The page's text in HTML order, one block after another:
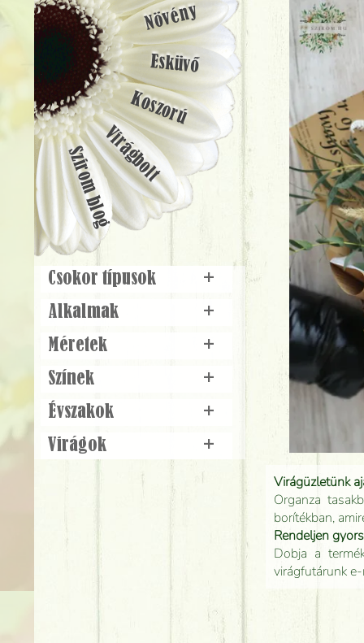
Virágüzletünk
Organza
borítékban,
Rendeljen
Dobja a
virágfutárunk
Növény
Esküvő
Koszorú
Virágbolt
Szirom blog
Csokor típusok
+
Alkalmak
+
Méretek
+
Színek
+
Évszakok
+
Virágok
+